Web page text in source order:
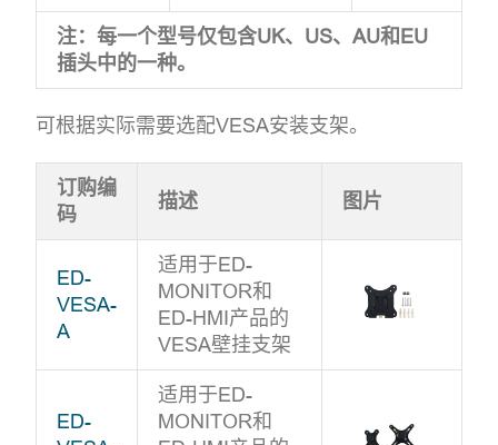
注：每一个型号仅包含UK、US、AU和EU
插头中的一种。
可根据实际需要选配VESA安装支架。
订购编
码
描述 图片
ED-
VESA-
A
适用于ED-
MONITOR和
ED-HMI产品的
VESA壁挂支架
ED-
适用于ED-
MONITOR和